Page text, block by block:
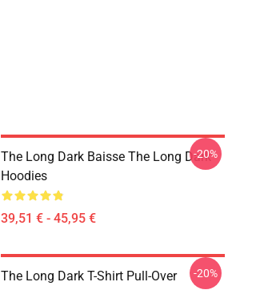
The Long Dark Baisse The Long Dark
Hoodies
39,51 € - 45,95 €
-20%
The Long Dark T-Shirt Pull-Over -20%